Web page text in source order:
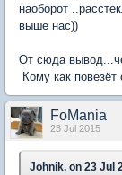
наоборот
выше нас))
От сюда
Кому как
FoMania
23 Jul 2015
Johnik, on 23 Jul